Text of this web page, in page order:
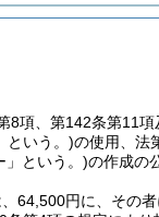
8項、第142条第11
という。)の使用、法
」という。)の作成の
、64,500円に、その